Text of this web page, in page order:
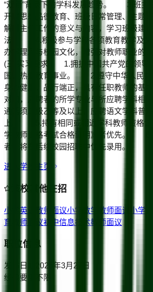
“双新”背景下的学科发展趋势。 3.班主
开展思想品德教育、班级日常管理、主题
解班主任工作的意义与内容，学习班级建
法。 4.积极参与学校各项教育教学及文
办学理念与校园文化，增强对教师职业
(三)实习要求 1.拥护中国共产党的领导
国，热爱教育事业。 2.遵守中华人民共
身心健康，品行端正，具有任职教师的
对口，应聘者的所学专业与所应聘学科
通话须二级乙等及以上，应聘语文学科普
上。 5.持有相同或相近学科教师资格证
学教师资格考试合格证明》者优先。 6.
者，将在后续校园招聘中优先录用。
进入学校主页
该校其他在招
小学英语教师 面议小学数学教师面议 小学
育教师 面议初中信息技术教师面议
职位信息
发布日期
2026年3月27日
经验要求
不限